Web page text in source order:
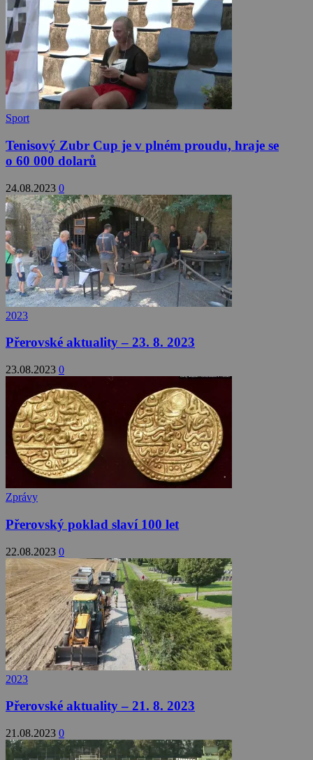
Sport
Tenisový Zubr Cup je v plném proudu, hraje se
o 60 000 dolarů
24.08.2023 0
2023
Přerovské aktuality – 23. 8. 2023
23.08.2023 0
Zprávy
Přerovský poklad slaví 100 let
22.08.2023 0
2023
Přerovské aktuality – 21. 8. 2023
21.08.2023 0